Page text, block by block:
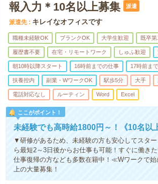
報入力＊10名以上募集
派遣
派遣先 キレイなオフィスです
職種未経験OK ブランクOK 大学生歓迎 既卒
履歴書不要 在宅・リモートワーク しゅふ歓迎
朝10時以降スタート 16時前までの仕事 17時前ま
扶養控内 副業・WワークOK 駅歩5分 大手
電話対応なし ルーティン Word Excel
ここがポイント！
未経験でも高時給1800円～！《10名以
▼研修があるため、未経験の方も安心してスタ
ら最短2～3日後からお仕事も可能！すぐに働き
仕事復帰の方なども多数在籍中！≪Wワークで
上の大量募集！